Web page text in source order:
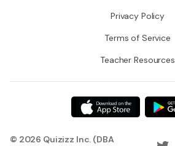
Privacy Policy
Terms of Service
Teacher Resources
© 2026 Quizizz Inc. (DBA